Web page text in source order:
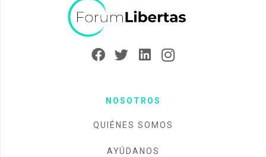
NOSOTROS
QUIÉNES SOMOS
AYÚDANOS